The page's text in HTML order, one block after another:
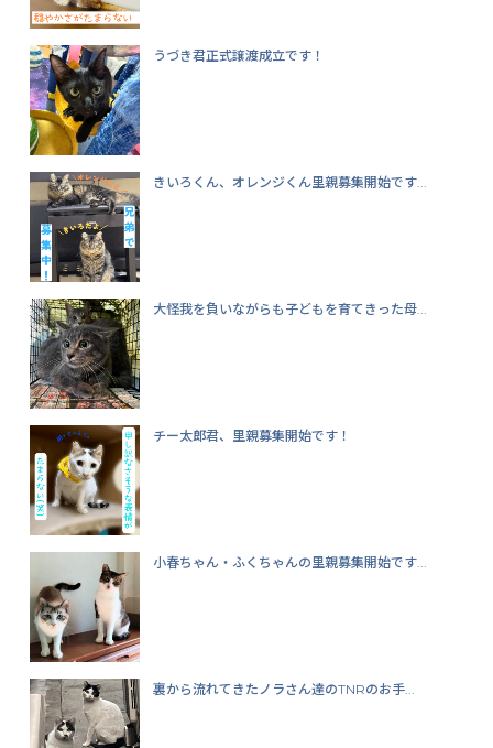
うづき君正式譲渡成立です！
きいろくん、オレンジくん里親募集開始です...
大怪我を負いながらも子どもを育てきった母...
チー太郎君、里親募集開始です！
小春ちゃん・ふくちゃんの里親募集開始です...
裏から流れてきたノラさん達のTNRのお手...